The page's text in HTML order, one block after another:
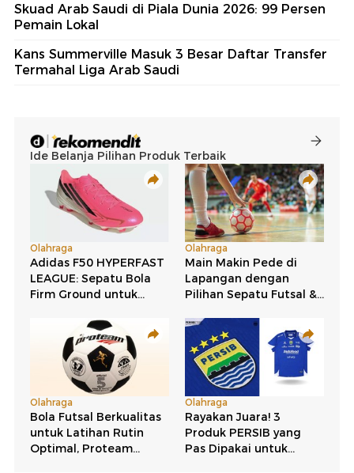
Skuad Arab Saudi di Piala Dunia 2026: 99 Persen
Pemain Lokal
Kans Summerville Masuk 3 Besar Daftar Transfer
Termahal Liga Arab Saudi